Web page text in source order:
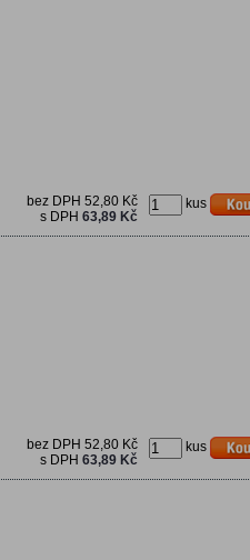
kus
bez DPH 52,80 Kč
s DPH 63,89 Kč
kus
bez DPH 52,80 Kč
s DPH 63,89 Kč